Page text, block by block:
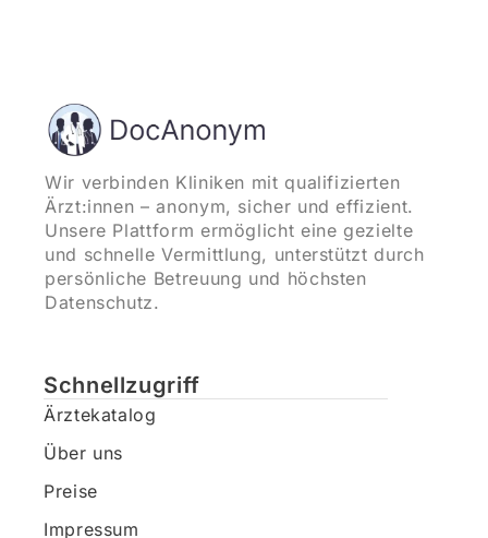
Wir verbinden Kliniken mit qualifizierten
Ärzt:innen – anonym, sicher und effizient.
Unsere Plattform ermöglicht eine gezielte
und schnelle Vermittlung, unterstützt durch
persönliche Betreuung und höchsten
Datenschutz.
Schnellzugriff
Ärztekatalog
Über uns
Preise
Impressum